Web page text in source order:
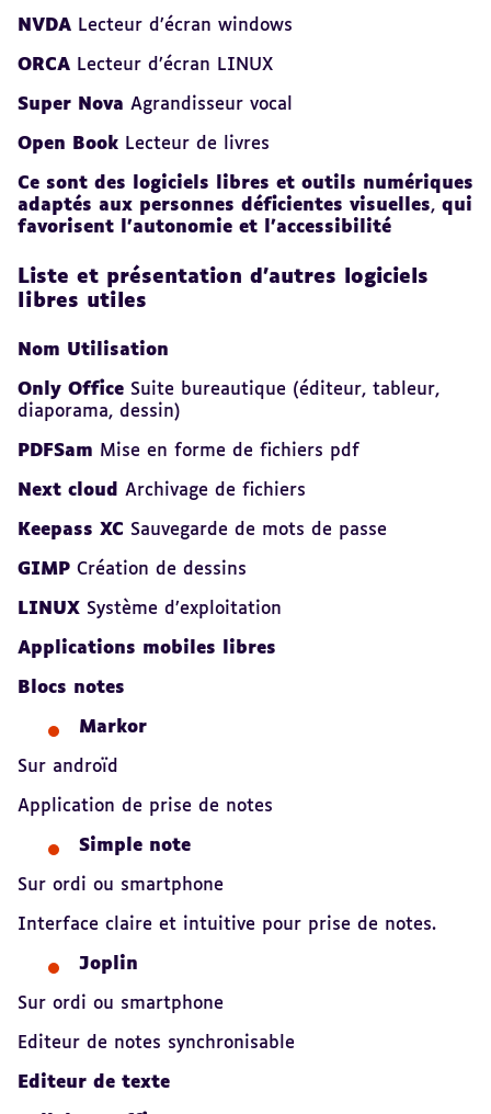
NVDA Lecteur d’écran windows
ORCA Lecteur d’écran LINUX
Super Nova Agrandisseur vocal
Open Book Lecteur de livres
Ce sont des logiciels libres et outils numériques
adaptés aux personnes déficientes visuelles, qui
favorisent l’autonomie et l’accessibilité
Liste et présentation d’autres logiciels
libres utiles
Nom Utilisation
Only Office Suite bureautique (éditeur, tableur,
diaporama, dessin)
PDFSam Mise en forme de fichiers pdf
Next cloud Archivage de fichiers
Keepass XC Sauvegarde de mots de passe
GIMP Création de dessins
LINUX Système d’exploitation
Applications mobiles libres
Blocs notes
Markor
Sur androïd
Application de prise de notes
Simple note
Sur ordi ou smartphone
Interface claire et intuitive pour prise de notes.
Joplin
Sur ordi ou smartphone
Editeur de notes synchronisable
Editeur de texte